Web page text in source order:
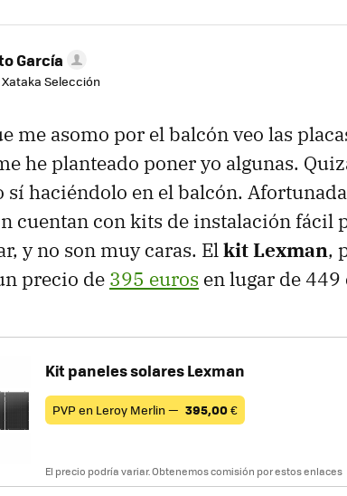
García
Selección
me asomo por el balcón veo las
he planteado poner yo algunas.
sí haciéndolo en el balcón.
cuentan con kits de instalación fácil
y no son muy caras. Elkit Lexman,
precio de 395 euros en lugar de 449
Kit paneles solares Lexman
PVP en Leroy Merlin — 395,00€
El precio podría variar. Obtenemos comisión por estos enlaces